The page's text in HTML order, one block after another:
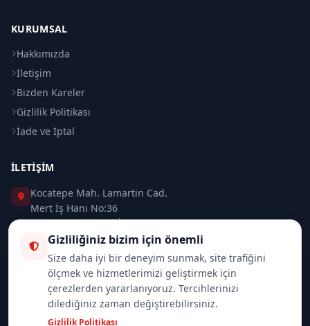
KURUMSAL
Hakkımızda
İletişim
Bizden Kareler
Gizlilik Politikası
İade ve İptal
İLETIŞIM
Kocatepe Mah. Lamartin Cad.
Mert İş Hanı No:36
Taksim / Beyoğlu / İSTANBUL
0 (212) 235 37 83
0 (532) 418 08 46
info@merttrade.com
Gizliliğiniz bizim için önemli
Size daha iyi bir deneyim sunmak, site trafiğini
ölçmek ve hizmetlerimizi geliştirmek için
çerezlerden yararlanıyoruz. Tercihlerinizi
dilediğiniz zaman değiştirebilirsiniz.
Gizlilik Politikası